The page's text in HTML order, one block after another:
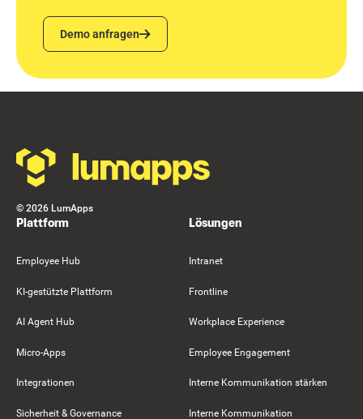
Demo anfragen
Demo anfragen
© 2026 LumApps
Plattform
Employee Hub
KI-gestützte Plattform
AI Agent Hub
Micro-Apps
Integrationen
Sicherheit & Governance
Lösungen
Intranet
Frontline
Workplace Experience
Employee Engagement
Interne Kommunikation stärken
Interne Kommunikation